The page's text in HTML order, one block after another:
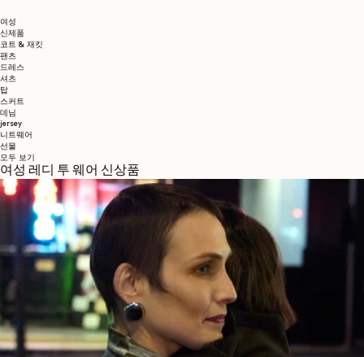
여성
신제품
코트 & 재킷
팬츠
드레스
셔츠
탑
스커트
데님
jersey
니트웨어
선물
모두 보기
여성 레디 투 웨어 신상품